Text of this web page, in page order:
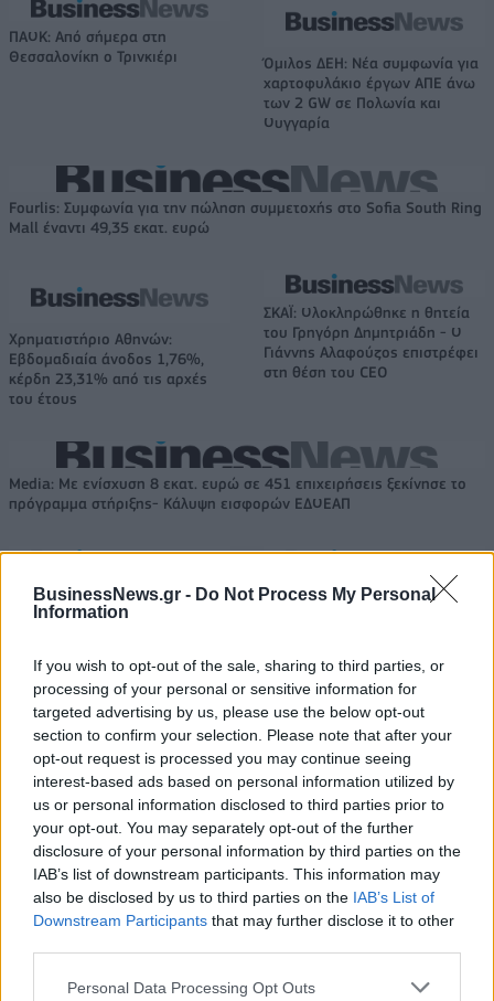
BusinessNews.gr - Do Not Process My Personal
Information
If you wish to opt-out of the sale, sharing to third parties, or
processing of your personal or sensitive information for
targeted advertising by us, please use the below opt-out
section to confirm your selection. Please note that after your
opt-out request is processed you may continue seeing
interest-based ads based on personal information utilized by
us or personal information disclosed to third parties prior to
your opt-out. You may separately opt-out of the further
disclosure of your personal information by third parties on the
IAB’s list of downstream participants. This information may
also be disclosed by us to third parties on the IAB’s List of
Downstream Participants that may further disclose it to other
Personal Data Processing Opt Outs
ΠΑΟΚ: Από σήμερα στη
Θεσσαλονίκη ο Τρινκιέρι
Όμιλος ΔΕΗ: Νέα συμφωνία για
χαρτοφυλάκιο έργων ΑΠΕ άνω
των 2 GW σε Πολωνία και
Ουγγαρία
Fourlis: Συμφωνία για την πώληση συμμετοχής στο Sofia South Ring
Mall έναντι 49,35 εκατ. ευρώ
Χρηματιστήριο Αθηνών:
Εβδομαδιαία άνοδος 1,76%,
κέρδη 23,31% από τις αρχές
του έτους
ΣΚΑΪ: Ολοκληρώθηκε η θητεία
του Γρηγόρη Δημητριάδη - Ο
Γιάννης Αλαφούζος επιστρέφει
στη θέση του CEO
Media: Με ενίσχυση 8 εκατ. ευρώ σε 451 επιχειρήσεις ξεκίνησε το
πρόγραμμα στήριξης- Κάλυψη εισφορών ΕΔΟΕΑΠ
Η Toyota φέρνει νέα γενιά
μπαταριών για τα υβριδικά της
Σε κινεζική… πολιορκία η
Νέο Audi A2 e-tron με στόχο την κορυφή της αποδοτικότητας
Mundo Deportivo για
Παναθηναϊκό: «Μια πεντάδα
που σπέρνει τον φόβο στην
Ευρώπη»
Εθνική Κορασίδων: Απέναντι
στη Δανία για το 2/2 στο
Ευρωμπάσκετ (live stream)